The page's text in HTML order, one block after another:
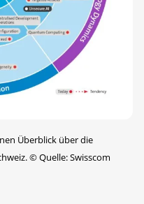
Überblick über die
©Quelle: Swisscom